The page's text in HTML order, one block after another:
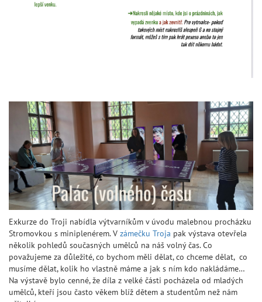
Exkurze do Troji nabídla výtvarníkům v úvodu malebnou procházku
Stromovkou s miniplenérem. V zámečku Troja pak výstava otevřela
několik pohledů současných umělců na náš volný čas. Co
považujeme za důležité, co bychom měli dělat, co chceme dělat, co
musíme dělat, kolik ho vlastně máme a jak s ním kdo nakládáme…
Na výstavě bylo cenné, že díla z velké části pocházela od mladých
umělců, kteří jsou často věkem blíž dětem a studentům než nám